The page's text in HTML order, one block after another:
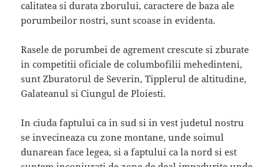
calitatea si durata zborului, caractere de baza ale
porumbeilor nostri, sunt scoase in evidenta.
Rasele de porumbei de agrement crescute si zburate
in competitii oficiale de columbofilii mehedinteni,
sunt Zburatorul de Severin, Tipplerul de altitudine,
Galateanul si Ciungul de Ploiesti.
In ciuda faptului ca in sud si in vest judetul nostru
se invecineaza cu zone montane, unde soimul
dunarean face legea, si a faptului ca la nord si est